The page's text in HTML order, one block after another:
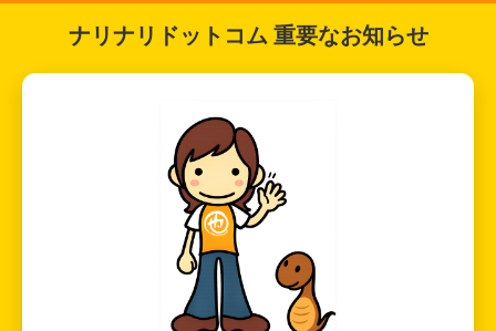
ナリナリドットコム 重要なお知らせ